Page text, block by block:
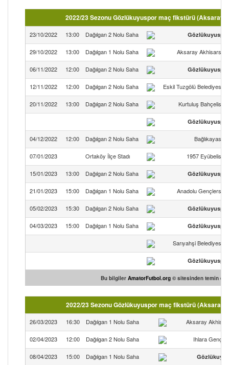
2022/23 Sezonu Gözlükuyuspor maç fikstürü (Aksaray
23/10/2022 13:00 Dağılgan 2 Nolu Saha Gözlükuyuspor
29/10/2022 13:00 Dağılgan 1 Nolu Saha Aksaray Akhisarspor
06/11/2022 12:00 Dağılgan 2 Nolu Saha Gözlükuyuspor
12/11/2022 12:00 Dağılgan 2 Nolu Saha Eskil Tuzgölü Belediyespor
20/11/2022 13:00 Dağılgan 2 Nolu Saha Kurtuluş Bahçelispor
Gözlükuyuspor
04/12/2022 12:00 Dağılgan 2 Nolu Saha Bağlıkayaspor
07/01/2023 Ortaköy İlçe Stadı 1957 Eyübelispor
15/01/2023 13:00 Dağılgan 2 Nolu Saha Gözlükuyuspor
21/01/2023 15:00 Dağılgan 1 Nolu Saha Anadolu Gençlerspor
05/02/2023 15:30 Dağılgan 2 Nolu Saha Gözlükuyuspor
04/03/2023 15:00 Dağılgan 1 Nolu Saha Gözlükuyuspor
Sarıyahşi Belediyespor
Gözlükuyuspor
Bu bilgiler AmatorFutbol.org © sitesinden temin
2022/23 Sezonu Gözlükuyuspor maç fikstürü (Aksaray
26/03/2023 16:30 Dağılgan 1 Nolu Saha Aksaray
02/04/2023 12:00 Dağılgan 2 Nolu Saha Ihlara
08/04/2023 15:00 Dağılgan 1 Nolu Saha